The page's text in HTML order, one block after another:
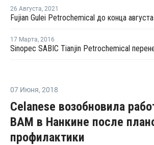
26 Августа, 2021
17 Марта, 2016
07 Июня, 2018
Celanese возобновила
ВАМ в Нанкине после
профилактики